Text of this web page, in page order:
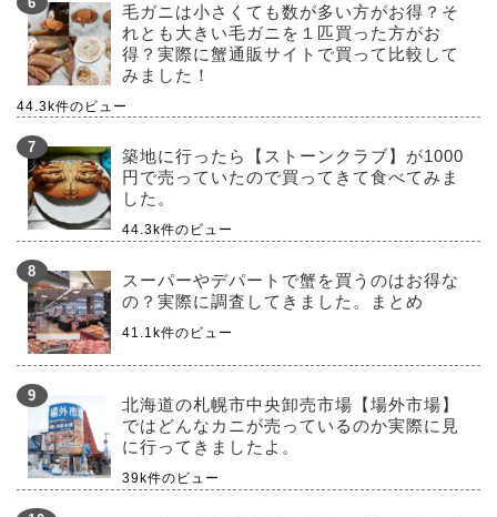
毛ガニは小さくても数が多い方がお得？そ
れとも大きい毛ガニを１匹買った方がお
得？実際に蟹通販サイトで買って比較して
みました！
44.3k件のビュー
築地に行ったら【ストーンクラブ】が1000
円で売っていたので買ってきて食べてみま
した。
44.3k件のビュー
スーパーやデパートで蟹を買うのはお得な
の？実際に調査してきました。まとめ
41.1k件のビュー
北海道の札幌市中央卸売市場【場外市場】
ではどんなカニが売っているのか実際に見
に行ってきましたよ。
39k件のビュー